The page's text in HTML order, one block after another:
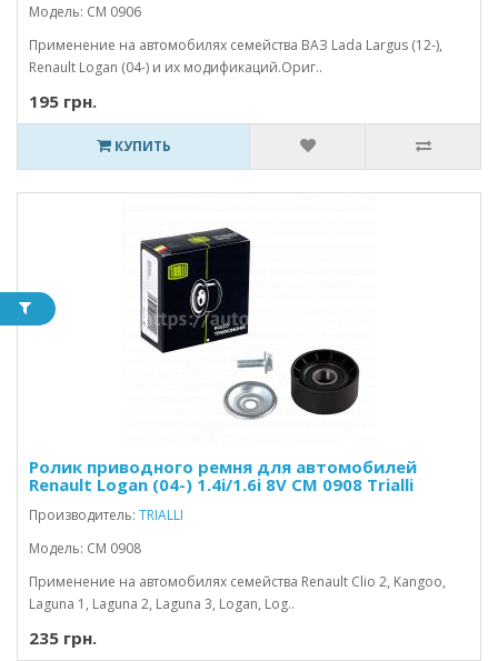
Модель: CM 0906
Применение на автомобилях семейства ВАЗ Lada Largus (12-),
Renault Logan (04-) и их модификаций.Ориг..
195 грн.
КУПИТЬ
Ролик приводного ремня для автомобилей
Renault Logan (04-) 1.4i/1.6i 8V CM 0908 Trialli
Производитель: TRIALLI
Модель: CM 0908
Применение на автомобилях семейства Renault Clio 2, Kangoo,
Laguna 1, Laguna 2, Laguna 3, Logan, Log..
235 грн.